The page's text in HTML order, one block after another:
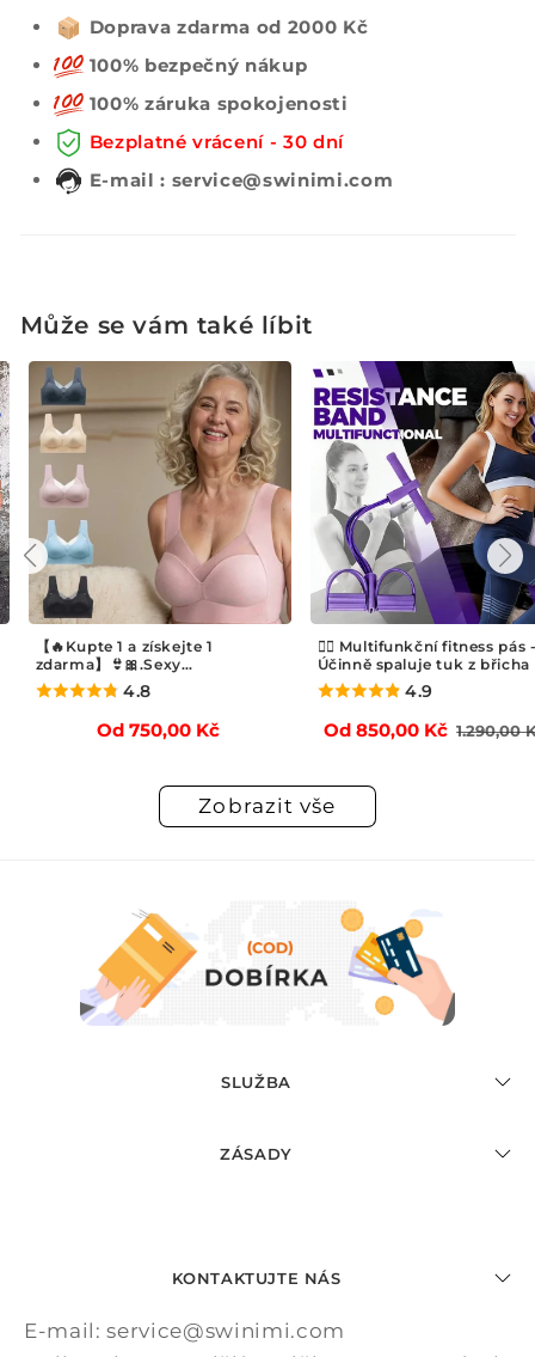
Doprava zdarma od 2000 Kč
100% bezpečný nákup
100% záruka spokojenosti
Bezplatné vrácení - 30 dní
E-mail : service@swinimi.com
Může se vám také líbit
【🔥Kupte 1 a získejte 1
zdarma】👙🎀.Sexy
shromažďovací podprsenka
4.8
Běžná
Od 750,00 Kč
🏃‍♂️ Multifunkční fitness pás
Účinně spaluje tuk z břicha
4.9
Od 850,00 Kč Běžná
1.290,00
Zobrazit vše
SLUŽBA
ZÁSADY
KONTAKTUJTE NÁS
E-mail: service@swinimi.com